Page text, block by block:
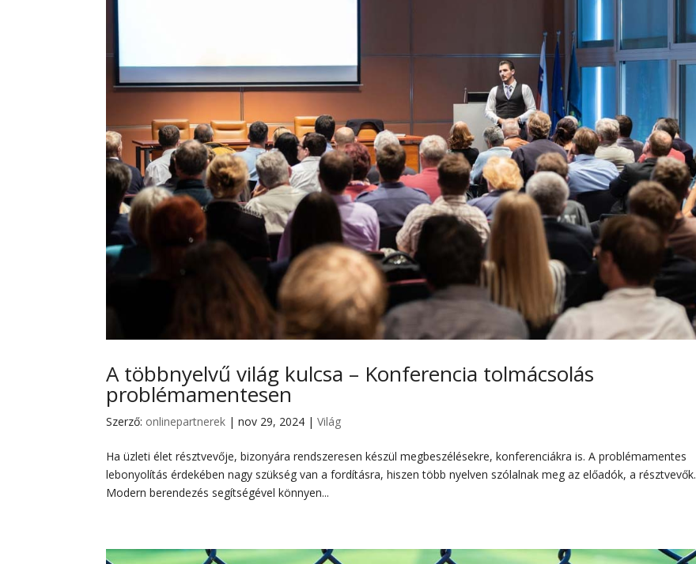
A többnyelvű világ kulcsa – Konferencia tolmácsolás
problémamentesen
Szerző: onlinepartnerek |nov 29, 2024 |Világ
Ha üzleti élet résztvevője, bizonyára rendszeresen készül megbeszélésekre, konferenciákra is. A problémamentes
lebonyolítás érdekében nagy szükség van a fordításra, hiszen több nyelven szólalnak meg az előadók, a résztvevők.
Modern berendezés segítségével könnyen...